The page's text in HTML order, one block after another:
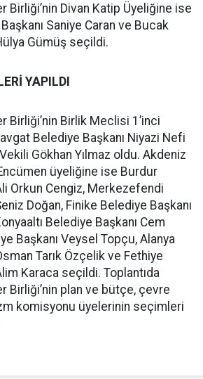
Birliği’nin Divan Katip Üyeliğine ise
Saniye Caran ve Bucak
Gümüş seçildi.
YAPILDI
Birliği’nin Birlik Meclisi 1’inci
Belediye Başkanı Niyazi Nefi
Gökhan Yılmaz oldu. Akdeniz
üyeliğine ise Burdur
Orkun Cengiz, Merkezefendi
Doğan, Finike Belediye Başkanı
Belediye Başkanı Cem
Başkanı Veysel Topçu, Alanya
Tarık Özçelik ve Fethiye
Karaca seçildi. Toplantıda
Birliği’nin plan ve bütçe, çevre
komisyonu üyelerinin seçimleri